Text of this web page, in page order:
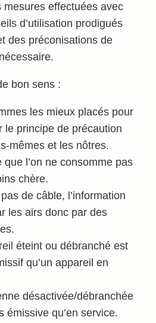
mesures effectuées avec
d’utilisation prodigués
des préconisations de
bon sens :
les mieux placés pour
le principe de précaution
mêmes et les nôtres.
que l’on ne consomme pas
chère.
pas de câble, l’information
les airs donc par des
éteint ou débranché est
qu’un appareil en
désactivée/débranchée
émissive qu’en service.